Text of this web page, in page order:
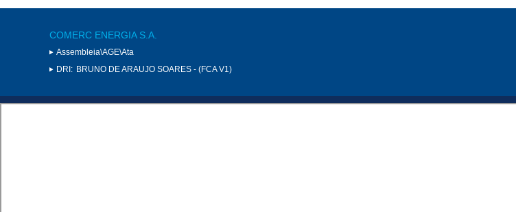
COMERC ENERGIA S.A.
Assembleia\AGE\Ata
DRI: BRUNO DE ARAUJO SOARES - (FCA V1)